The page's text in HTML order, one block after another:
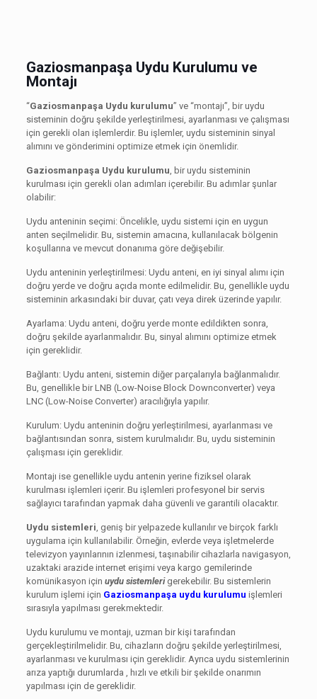
Gaziosmanpaşa Uydu Kurulumu ve
Montajı
“Gaziosmanpaşa Uydu kurulumu” ve “montajı”, bir uydu
sisteminin doğru şekilde yerleştirilmesi, ayarlanması ve çalışması
için gerekli olan işlemlerdir. Bu işlemler, uydu sisteminin sinyal
alımını ve gönderimini optimize etmek için önemlidir.
Gaziosmanpaşa Uydu kurulumu , bir uydu sisteminin
kurulması için gerekli olan adımları içerebilir. Bu adımlar şunlar
olabilir:
Uydu anteninin seçimi: Öncelikle, uydu sistemi için en uygun
anten seçilmelidir. Bu, sistemin amacına, kullanılacak bölgenin
koşullarına ve mevcut donanıma göre değişebilir.
Uydu anteninin yerleştirilmesi: Uydu anteni, en iyi sinyal alımı için
doğru yerde ve doğru açıda monte edilmelidir. Bu, genellikle uydu
sisteminin arkasındaki bir duvar, çatı veya direk üzerinde yapılır.
Ayarlama: Uydu anteni, doğru yerde monte edildikten sonra,
doğru şekilde ayarlanmalıdır. Bu, sinyal alımını optimize etmek
için gereklidir.
Bağlantı: Uydu anteni, sistemin diğer parçalarıyla bağlanmalıdır.
Bu, genellikle bir LNB (Low-Noise Block Downconverter) veya
LNC (Low-Noise Converter) aracılığıyla yapılır.
Kurulum: Uydu anteninin doğru yerleştirilmesi, ayarlanması ve
bağlantısından sonra, sistem kurulmalıdır. Bu, uydu sisteminin
çalışması için gereklidir.
Montajı ise genellikle uydu antenin yerine fiziksel olarak
kurulması işlemleri içerir. Bu işlemleri profesyonel bir servis
sağlayıcı tarafından yapmak daha güvenli ve garantili olacaktır.
Uydu sistemleri , geniş bir yelpazede kullanılır ve birçok farklı
uygulama için kullanılabilir. Örneğin, evlerde veya işletmelerde
televizyon yayınlarının izlenmesi, taşınabilir cihazlarla navigasyon,
uzaktaki arazide internet erişimi veya kargo gemilerinde
komünikasyon için uydu sistemlerigerekebilir. Bu sistemlerin
kurulum işlemi için Gaziosmanpaşa uydu kurulumu işlemleri
sırasıyla yapılması gerekmektedir.
Uydu kurulumu ve montajı, uzman bir kişi tarafından
gerçekleştirilmelidir. Bu, cihazların doğru şekilde yerleştirilmesi,
ayarlanması ve kurulması için gereklidir. Ayrıca uydu sistemlerinin
arıza yaptığı durumlarda , hızlı ve etkili bir şekilde onarımın
yapılması için de gereklidir.